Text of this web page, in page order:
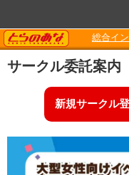
TORANOANA
総合イ
サークル委託案内
新規サークル